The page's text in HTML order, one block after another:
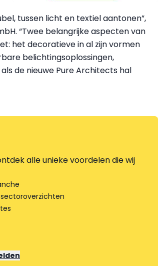
tussen licht en textiel aantonen”,
“Twee belangrijke aspecten van
het decoratieve in al zijn vormen
belichtingsoplossingen,
de nieuwe Pure Architects hal
alle unieke voordelen die wij